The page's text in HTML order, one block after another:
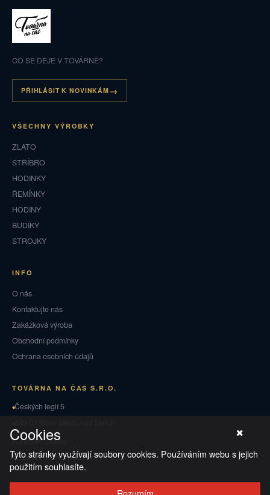
CO SE DĚJE V TOVÁRNĚ?
PŘIHLÁSIT K NOVINKÁM
VŠECHNY VÝROBKY
ZLATO
STŘÍBRO
HODINKY
ŘEMÍNKY
HODINY
BUDÍKY
STROJKY
INFO
O nás
Kontaktujte nás
Zakázková výroba
Obchodní podmínky
Ochrana osobních údajů
TOVÁRNA NA ČAS S.R.O.
Českých legií 5
Puncovní značky
Vrácení zboží a reklamace
Cookies
Tyto stránky využívají soubory cookies. Používáním webu s jejich
použitím souhlasíte.